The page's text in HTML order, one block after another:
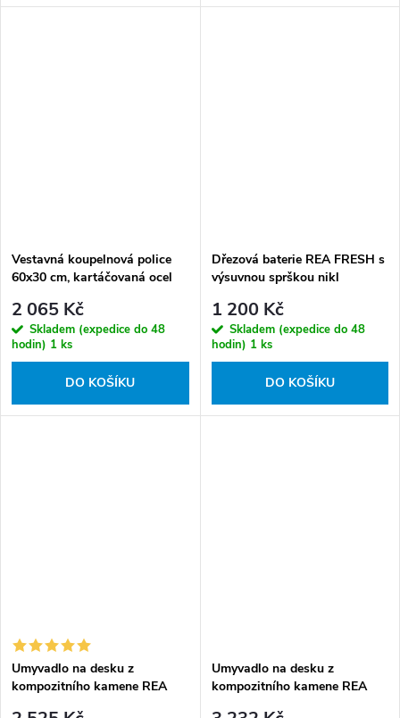
Vestavná koupelnová police
60x30 cm, kartáčovaná ocel
2 065 Kč
Skladem (expedice do 48
hodin) 1 ks
DO KOŠÍKU
Dřezová baterie REA FRESH s
výsuvnou sprškou nikl
1 200 Kč
Skladem (expedice do 48
hodin) 1 ks
DO KOŠÍKU
Umyvadlo na desku z
kompozitního kamene REA
Umyvadlo na desku z
kompozitního kamene REA